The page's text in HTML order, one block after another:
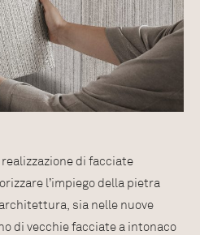
realizzazione di facciate
l’impiego della pietra
sia nelle nuove
di vecchie facciate a intonaco